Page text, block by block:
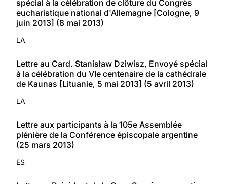
spécial à la célébration de clôture du Congrès
eucharistique national d'Allemagne [Cologne, 9
juin 2013] (8 mai 2013)
LA
Lettre au Card. Stanisław Dziwisz, Envoyé spécial
à la célébration du VIe centenaire de la cathédrale
de Kaunas [Lituanie, 5 mai 2013] (5 avril 2013)
LA
Lettre aux participants à la 105e Assemblée
plénière de la Conférence épiscopale argentine
(25 mars 2013)
ES